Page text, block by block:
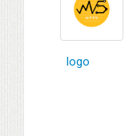
logo